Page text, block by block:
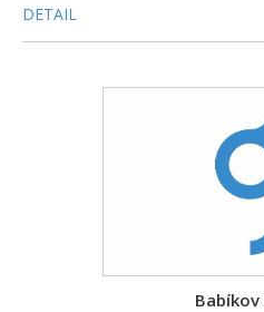
DETAIL
Babíkov